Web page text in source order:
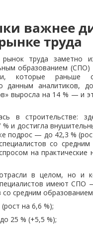
важнее
труда
труда заметно
образованием
которые раньше
данным аналитиков,
выросла на 14 % — и
в строительстве:
и достигла
подрос — до 42,3 %
со
на
в целом, но и
имеют СПО
средним
на 6,6 %);
25 % (+5,5 %);